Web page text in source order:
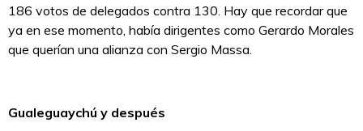
186 votos de delegados contra 130. Hay que recordar que
ya en ese momento, había dirigentes como Gerardo Morales
que querían una alianza con Sergio Massa.
Gualeguaychú y después